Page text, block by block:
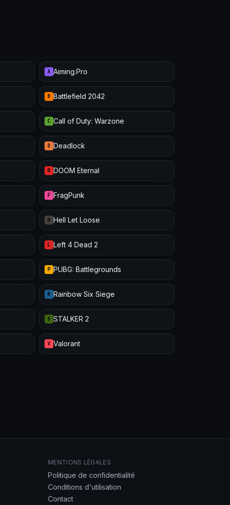
A Aiming.Pro
B Battlefield 2042
C Call of Duty: Warzone
D Deadlock
D DOOM Eternal
F FragPunk
H Hell Let Loose
L Left 4 Dead 2
P PUBG: Battlegrounds
R Rainbow Six Siege
S STALKER 2
V Valorant
MENTIONS LÉGALES
Politique de confidentialité
Conditions d'utilisation
Contact